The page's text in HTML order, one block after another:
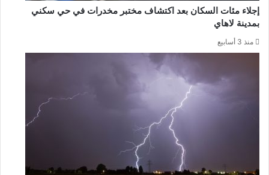
إجلاء مئات السكان بعد اكتشاف مختبر مخدرات في حي سكني
بمدينة لاهاي
منذ 3 أسابيع